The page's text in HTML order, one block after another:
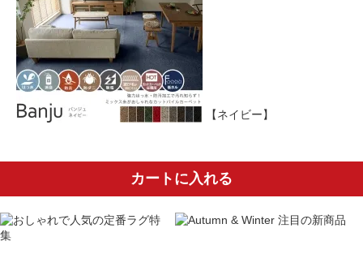
【ネイビー】
カートに入れる